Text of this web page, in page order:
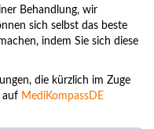
Behandlung, wir
sich selbst das beste
indem Sie sich diese
die kürzlich im Zuge
auf MediKompassDE